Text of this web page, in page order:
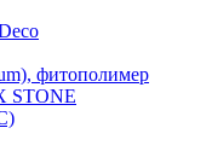
фитополимер
STONE